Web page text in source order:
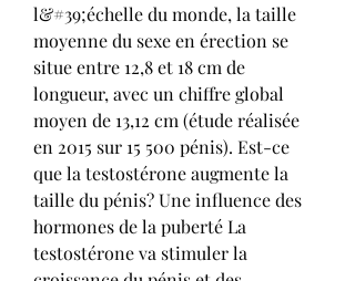
l&#39;échelle du monde, la taille
moyenne du sexe en érection se
situe entre 12,8 et 18 cm de
longueur, avec un chiffre global
moyen de 13,12 cm (étude réalisée
en 2015 sur 15 500 pénis). Est-ce
que la testostérone augmente la
taille du pénis? Une influence des
hormones de la puberté La
testostérone va stimuler la